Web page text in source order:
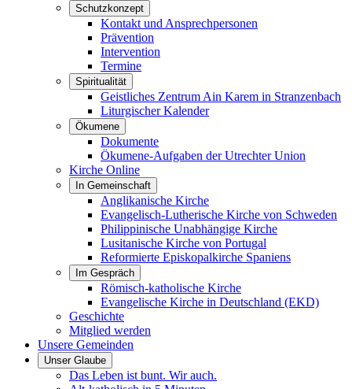
Schutzkonzept
Kontakt und Ansprechpersonen
Prävention
Intervention
Termine
Spiritualität
Geistliches Zentrum Ain Karem in Stranzenbach
Liturgischer Kalender
Ökumene
Dokumente
Ökumene-Aufgaben der Utrechter Union
Kirche Online
In Gemeinschaft
Anglikanische Kirche
Evangelisch-Lutherische Kirche von Schweden
Philippinische Unabhängige Kirche
Lusitanische Kirche von Portugal
Reformierte Episkopalkirche Spaniens
Im Gespräch
Römisch-katholische Kirche
Evangelische Kirche in Deutschland (EKD)
Geschichte
Mitglied werden
Unsere Gemeinden
Unser Glaube
Das Leben ist bunt. Wir auch.